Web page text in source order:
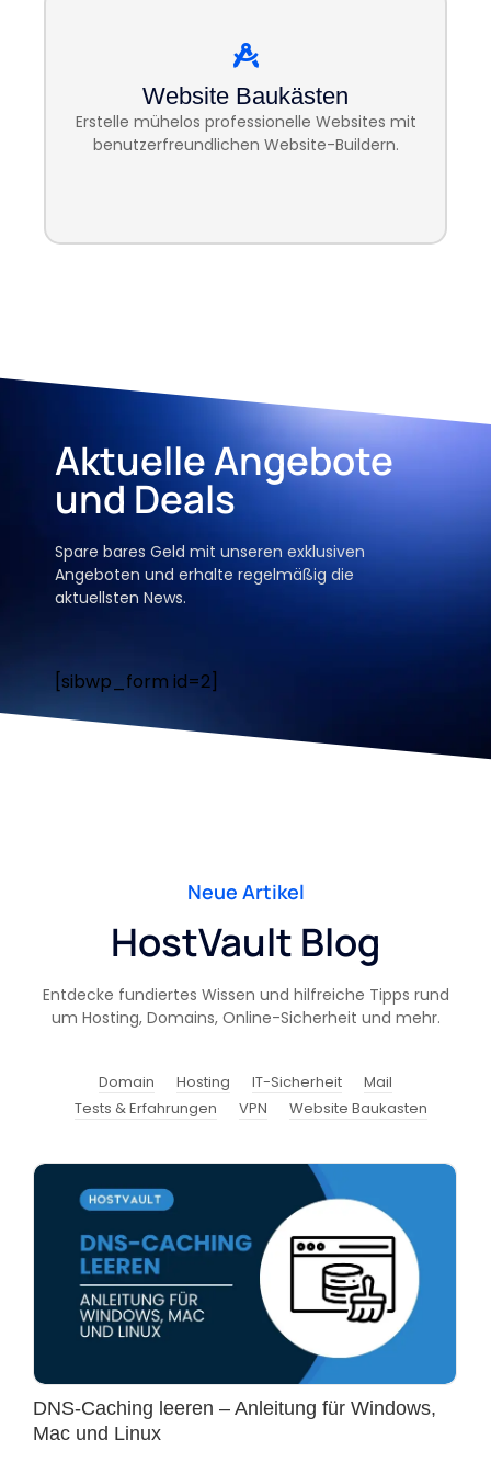
Website Baukästen
Erstelle mühelos professionelle Websites mit
benutzerfreundlichen Website-Buildern.
Einfache Bedienung
Editoren
Responsive Design
: Optimal auf allen
Geräten
Vorgefertigte Templates
: Für jeden Stil
E-Commerce-Funktionen
: Online-Shop
Aktuelle Angebote
und Deals
Spare bares Geld mit unseren exklusiven
Angeboten und erhalte regelmäßig die
aktuellsten News.
[sibwp_form id=2]
Neue Artikel
HostVault Blog
Entdecke fundiertes Wissen und hilfreiche Tipps rund
um Hosting, Domains, Online-Sicherheit und mehr.
Domain Hosting IT-Sicherheit
Mail
Tests & Erfahrungen
VPN Website Baukasten
DNS-Caching leeren – Anleitung für Windows,
Mac und Linux